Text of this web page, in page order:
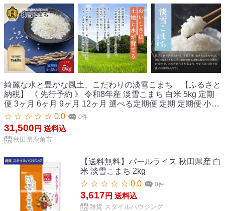
綺麗な水と豊かな風土、こだわりの淡雪こまち 【ふるさと
納税】 《 先行予約 》 令和8年産 淡雪こまち 白米 5kg 定期
便 3ヶ月 6ヶ月 9ヶ月 12ヶ月 選べる定期便 定期 定期便 小分
け 米 単一原料米 ブランド米 精米 お米 県産米 国産米 秋田県
あきた 鹿角市 鹿角 送料無料 【トライズ】
☆ ☆ ☆ ☆ ☆ 0.0 0件
31,500 円 送料込
秋田県鹿角市
【送料無料】パールライス 秋田県産 白
米 淡雪こまち 2kg
☆ ☆ ☆ ☆ ☆ 0.0
0件
3,617 円 送料込
雑貨 スタイルハウジング